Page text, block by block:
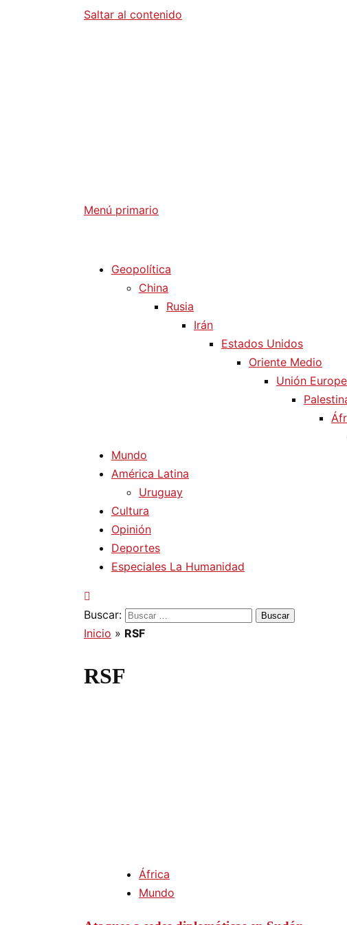
Saltar al contenido
Menú primario
Geopolítica
China
Rusia
Irán
Estados Unidos
Oriente Medio
Unión
Mundo
América Latina
Uruguay
Cultura
Opinión
Deportes
Especiales La Humanidad
Buscar:
Inicio » RSF
RSF
África
Mundo